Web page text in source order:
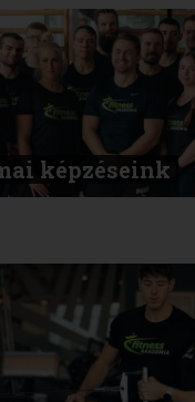
képzéseink